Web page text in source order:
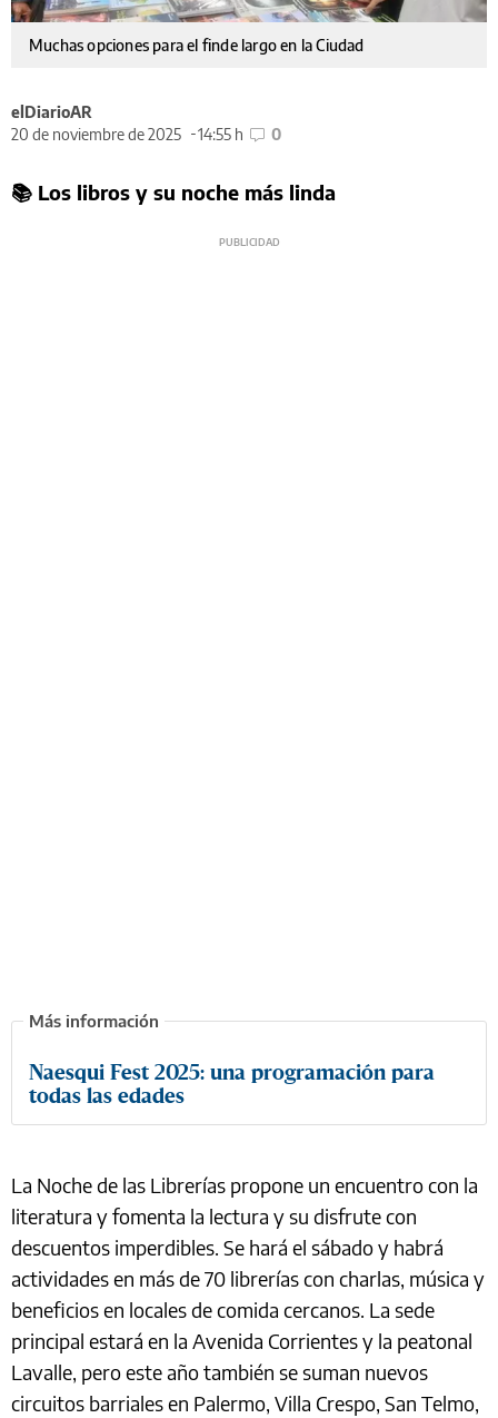
Muchas opciones para el finde largo en la Ciudad
elDiarioAR
20 de noviembre de 2025
14:55 h 0
📚 Los libros y su noche más linda
Naesqui Fest 2025: una programación para
todas las edades
La Noche de las Librerías propone un encuentro con la
literatura y fomenta la lectura y su disfrute con
descuentos imperdibles. Se hará el sábado y habrá
actividades en más de 70 librerías con charlas, música y
beneficios en locales de comida cercanos. La sede
principal estará en la Avenida Corrientes y la peatonal
Lavalle, pero este año también se suman nuevos
circuitos barriales en Palermo, Villa Crespo, San Telmo,